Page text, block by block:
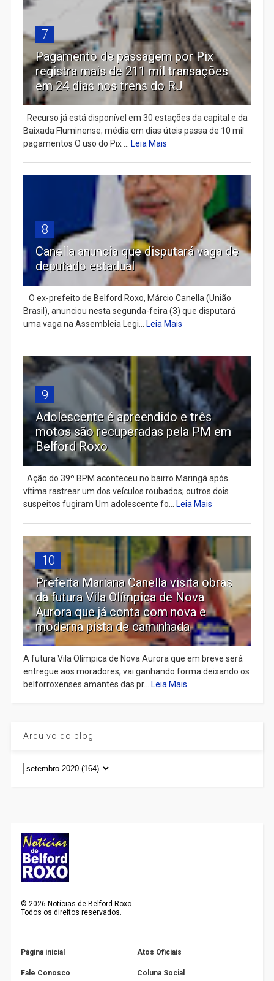
7
Pagamento de passagem por Pix
registra mais de 211 mil transações
em 24 dias nos trens do RJ
Recurso já está disponível em 30 estações da capital e da
Baixada Fluminense; média em dias úteis passa de 10 mil
pagamentos O uso do Pix ...
Leia Mais
8
Canella anuncia que disputará vaga de
deputado estadual
​ O ex-prefeito de Belford Roxo, Márcio Canella (União
Brasil), anunciou nesta segunda-feira (3) que disputará
uma vaga na Assembleia Legi...
Leia Mais
9
Adolescente é apreendido e três
motos são recuperadas pela PM em
Belford Roxo
Ação do 39º BPM aconteceu no bairro Maringá após
vítima rastrear um dos veículos roubados; outros dois
suspeitos fugiram Um adolescente fo...
Leia Mais
10
Prefeita Mariana Canella visita obras
da futura Vila Olímpica de Nova
Aurora que já conta com nova e
moderna pista de caminhada
A futura Vila Olímpica de Nova Aurora que em breve será
entregue aos moradores, vai ganhando forma deixando os
belforroxenses amantes das pr...
Leia Mais
Arquivo do blog
©2026 Notícias de Belford Roxo
Todos os direitos reservados.
Página inicial Atos Oficiais
Fale Conosco Coluna Social